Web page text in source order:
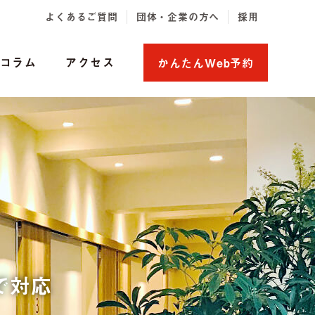
よくあるご質問 団体・企業の方へ 採用
コラム アクセス かんたんWeb予約
対応